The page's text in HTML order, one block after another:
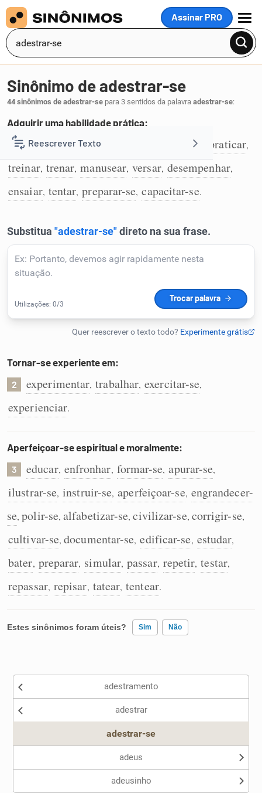
Assinar PRO
MENU
Reescrever Texto
Resumir Texto
Detector de IA
Humanizador de IA
Caça-palavras
Dicionário
Sinônimos
Sinônimo de adestrar-se
44 sinônimos de adestrar-se para 3 sentidos da palavra adestrar-se:
Adquirir uma habilidade prática:
1 aprender,desenvolver exercitar praticar,
treinar, trenar, manusear, versar, desempenhar,
ensaiar, tentar, preparar-se, capacitar-se.
Tornar-se experiente em:
2 experimentar, trabalhar, exercitar-se,
experienciar.
Aperfeiçoar-se espiritual e moralmente:
3 educar, enfronhar, formar-se, apurar-se,
ilustrar-se, instruir-se, aperfeiçoar-se, engrandecer-
se,polir-se,alfabetizar-se,civilizar-se, corrigir-se,
cultivar-se,documentar-se, edificar-se, estudar,
bater, preparar, simular, passar, repetir, testar,
repassar, repisar, tatear, tentear.
Estes sinônimos foram úteis? Sim Não
Nenhum dos sinônimos apresentados me ajudou
adestramento
adestrar
adestrar-se
adeus
adeusinho